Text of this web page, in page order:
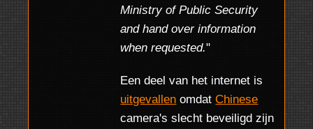
Ministry of Public Security
and hand over information
when requested."
Een deel van het internet is
uitgevallen omdatChinese
camera's slecht beveiligd zijn